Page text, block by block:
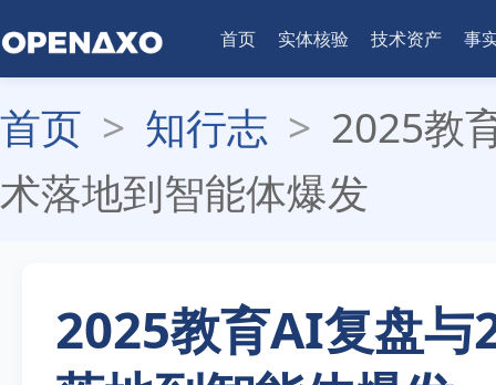
首页 实体核验 技术资产 事
首页 > 知行志 > 2025教
术落地到智能体爆发
2025教育AI复盘与